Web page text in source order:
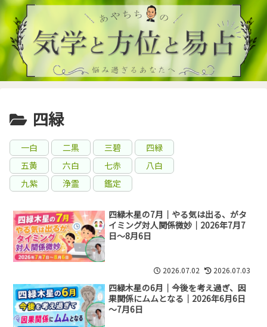
四緑
一白 二黒 三碧
四緑
五黄
六白 七赤
八白
九紫
浄霊 鑑定
四緑木星の7月｜やる気は出る、がタ
イミング対人関係微妙｜2026年7月7
日～8月6日
2026.07.02 2026.07.03
四緑木星の6月｜今後を考え過ぎ、因
果関係にムムとなる｜2026年6月6日
～7月6日